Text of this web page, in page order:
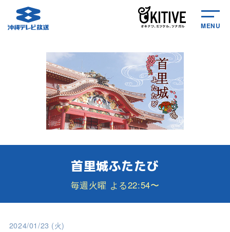
MENU
首里城ふたたび
毎週火曜 よる22:54〜
2024/01/23 (火)